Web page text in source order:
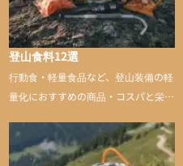
登山食料12選
行動食・軽量食品など、登山装備の軽
量化におすすめの商品・コスパと栄養